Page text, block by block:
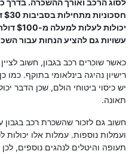
לסוג הרכב ואורך ההשכרה. בדרך
עשויות גם להציע הנחות עבור
כאשר שוכרים רכב בגבון, חשוב
רישיון נהיגה בינלאומי בתוקף.
יש כיסוי ביטוחי הולם, שכן הדבר
תאונה.
חשוב גם לזכור שהשכרת רכב בגבון
ועמלות נוספות. עמלות אלו יכולות
תעופה והיטלים לנהגים נוספים,